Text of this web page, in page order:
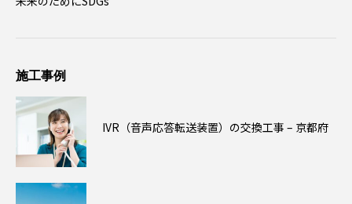
施工事例
IVR（音声応答転送装置）の交換工事 – 京都府